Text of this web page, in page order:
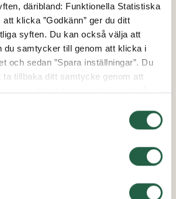
däribland: Funktionella Statistiska
klicka ”Godkänn” ger du ditt
syften. Du kan också välja att
du samtycker till genom att klicka i
och sedan ”Spara inställningar”. Du
ta tillbaka ditt samtycke genom att
i det nedre vänstra hörnet på
andra tekniska lösningar och hur vi
cookies Googles sekretesspolicy